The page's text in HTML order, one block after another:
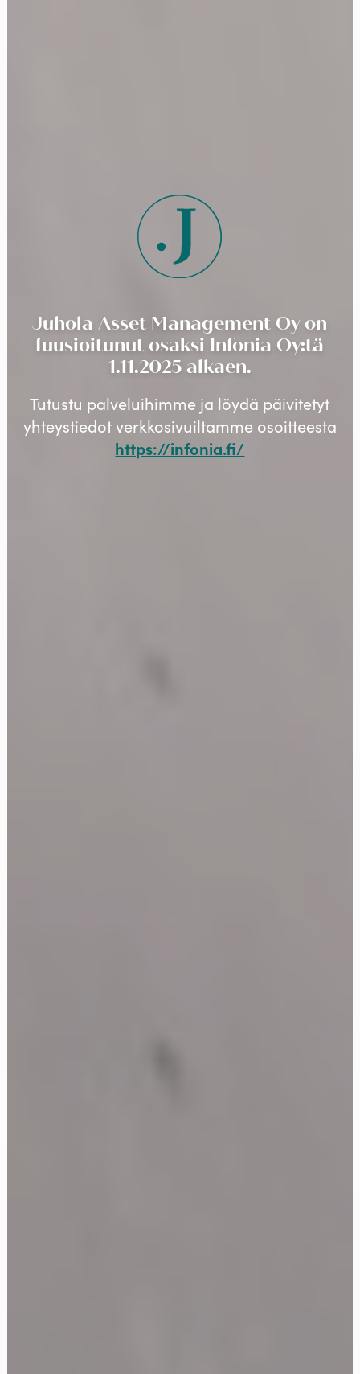
Juhola Asset Management Oy on
fuusioitunut osaksi Infonia Oy:tä
1.11.2025 alkaen.
Tutustu palveluihimme ja löydä päivitetyt
yhteystiedot verkkosivuiltamme osoitteesta
https://infonia.fi/